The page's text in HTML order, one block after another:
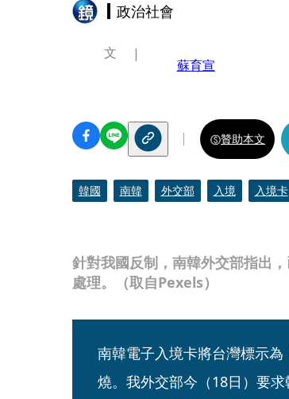
政治社會
針對我國反制，南韓外交部指出
處理。（取自Pexels）
文
蘇育宣
贊助本文
韓國 南韓 外交部 入境 入境卡
南韓電子入境卡將台灣標示
燒。我外交部今（18日）要